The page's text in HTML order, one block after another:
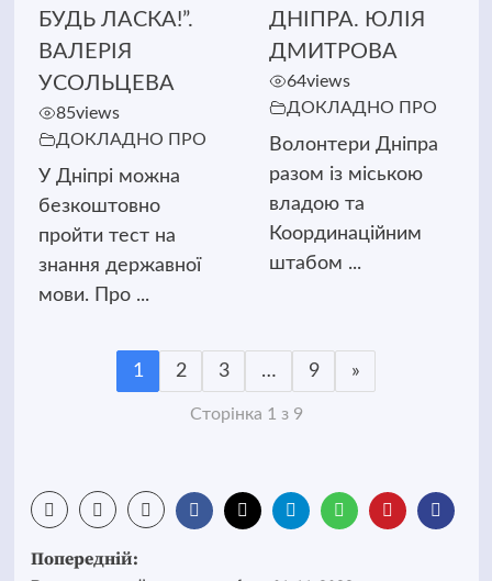
БУДЬ ЛАСКА!”.
ВАЛЕРІЯ
УСОЛЬЦЕВА
85views
ДОКЛАДНО ПРО
У Дніпрі можна
безкоштовно
пройти тест на
знання державної
мови. Про ...
ДНІПРА. ЮЛІЯ
ДМИТРОВА
64views
ДОКЛАДНО ПРО
Волонтери Дніпра
разом із міською
владою та
Координаційним
штабом ...
1 2 3 … 9 »
Сторінка 1 з 9
Post
Попередній: